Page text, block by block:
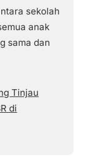
sekolah
anak
sama dan
Tinjau
di